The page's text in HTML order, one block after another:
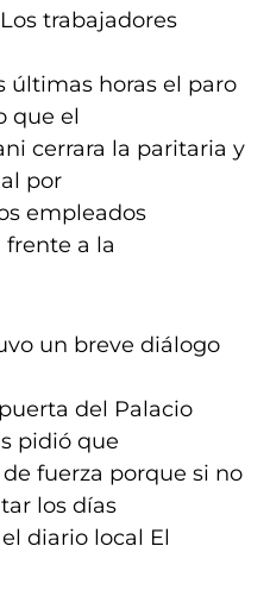
trabajadores
últimas horas el paro
que el
cerrara la paritaria y
por
empleados
a la
un breve diálogo
del Palacio
pidió que
fuerza porque si no
los días
diario local El